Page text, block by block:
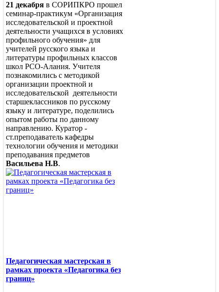
21 декабря в СОРИПКРО прошел
семинар-практикум «Организация
исследовательской и проектной
деятельности учащихся в условиях
профильного обучения» для
учителей русского языка и
литературы профильных классов
школ РСО-Алания. Учителя
познакомились с методикой
организации проектной и
исследовательской деятельности
старшеклассников по русскому
языку и литературе, поделились
опытом работы по данному
направлению. Куратор -
ст.преподаватель кафедры
технологии обучения и методики
преподавания предметов
Васильева Н.В.
Педагогическая мастерская в
рамках проекта «Педагогика без
границ»